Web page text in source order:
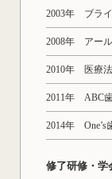
2003年 ブラ
2008年 アー
2010年 医療
2011年 ABC
2014年
修了研修・学